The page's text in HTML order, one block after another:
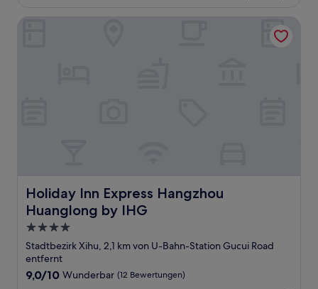
Holiday Inn Express Hangzhou
Huanglong by IHG
Holiday Inn Express Hangzhou Huanglong by IHG
4.0-
Sterne-
Unterkunft
Stadtbezirk Xihu, 2,1 km von U-Bahn-Station Gucui Road
entfernt
9.0
9,0/10 Wunderbar (12 Bewertungen)